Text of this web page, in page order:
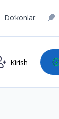
Do‘konlar
Kirish